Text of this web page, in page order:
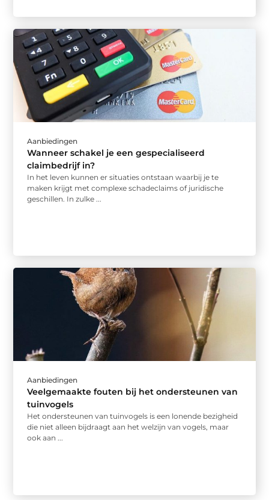
Aanbiedingen
Wanneer schakel je een gespecialiseerd
claimbedrijf in?
In het leven kunnen er situaties ontstaan waarbij je te
maken krijgt met complexe schadeclaims of juridische
geschillen. In zulke ...
Aanbiedingen
Veelgemaakte fouten bij het ondersteunen van
tuinvogels
Het ondersteunen van tuinvogels is een lonende bezigheid
die niet alleen bijdraagt aan het welzijn van vogels, maar
ook aan ...